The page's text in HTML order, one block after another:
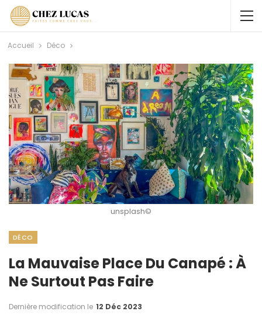
Accueil Déco
unsplash©
DÉCO
La Mauvaise Place Du Canapé : À
Ne Surtout Pas Faire
Dernière modification le 12 Déc 2023